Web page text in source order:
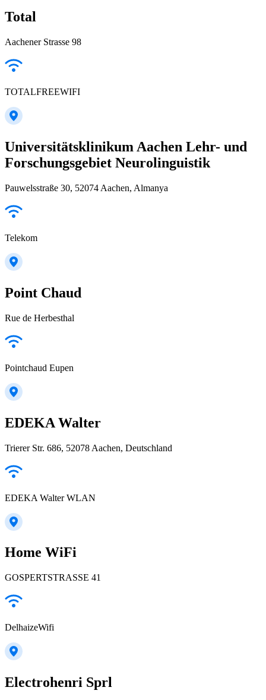
Total
Aachener Strasse 98
TOTALFREEWIFI
Universitätsklinikum Aachen Lehr- und
Forschungsgebiet Neurolinguistik
Pauwelsstraße 30, 52074 Aachen, Almanya
Telekom
Point Chaud
Rue de Herbesthal
Pointchaud Eupen
EDEKA Walter
Trierer Str. 686, 52078 Aachen, Deutschland
EDEKA Walter WLAN
Home WiFi
GOSPERTSTRASSE 41
DelhaizeWifi
Electrohenri Sprl